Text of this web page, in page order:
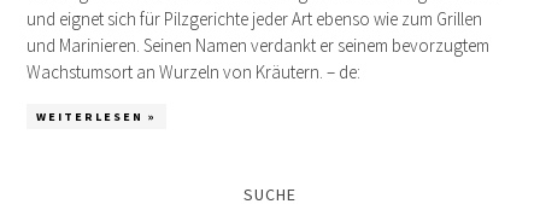
und eignet sich für Pilzgerichte jeder Art ebenso wie zum Grillen
und Marinieren. Seinen Namen verdankt er seinem bevorzugtem
Wachstumsort an Wurzeln von Kräutern. – de:
WEITERLESEN »
SUCHE